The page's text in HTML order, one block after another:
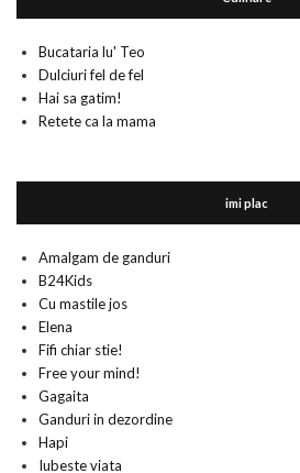
Bucataria lu' Teo
Dulciuri fel de fel
Hai sa gatim!
Retete ca la mama
imi plac
Amalgam de ganduri
B24Kids
Cu mastile jos
Elena
Fifi chiar stie!
Free your mind!
Gagaita
Ganduri in dezordine
Hapi
Iubeste viata